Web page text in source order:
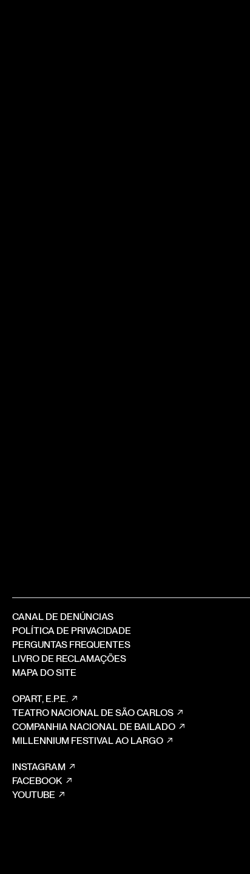
CANAL DE DENÚNCIAS
POLÍTICA DE PRIVACIDADE
PERGUNTAS FREQUENTES
LIVRO DE RECLAMAÇÕES
MAPA DO SITE
OPART, E.P.E.
TEATRO NACIONAL DE SÃO CARLOS
COMPANHIA NACIONAL DE BAILADO
MILLENNIUM FESTIVAL AO LARGO
INSTAGRAM
FACEBOOK
YOUTUBE